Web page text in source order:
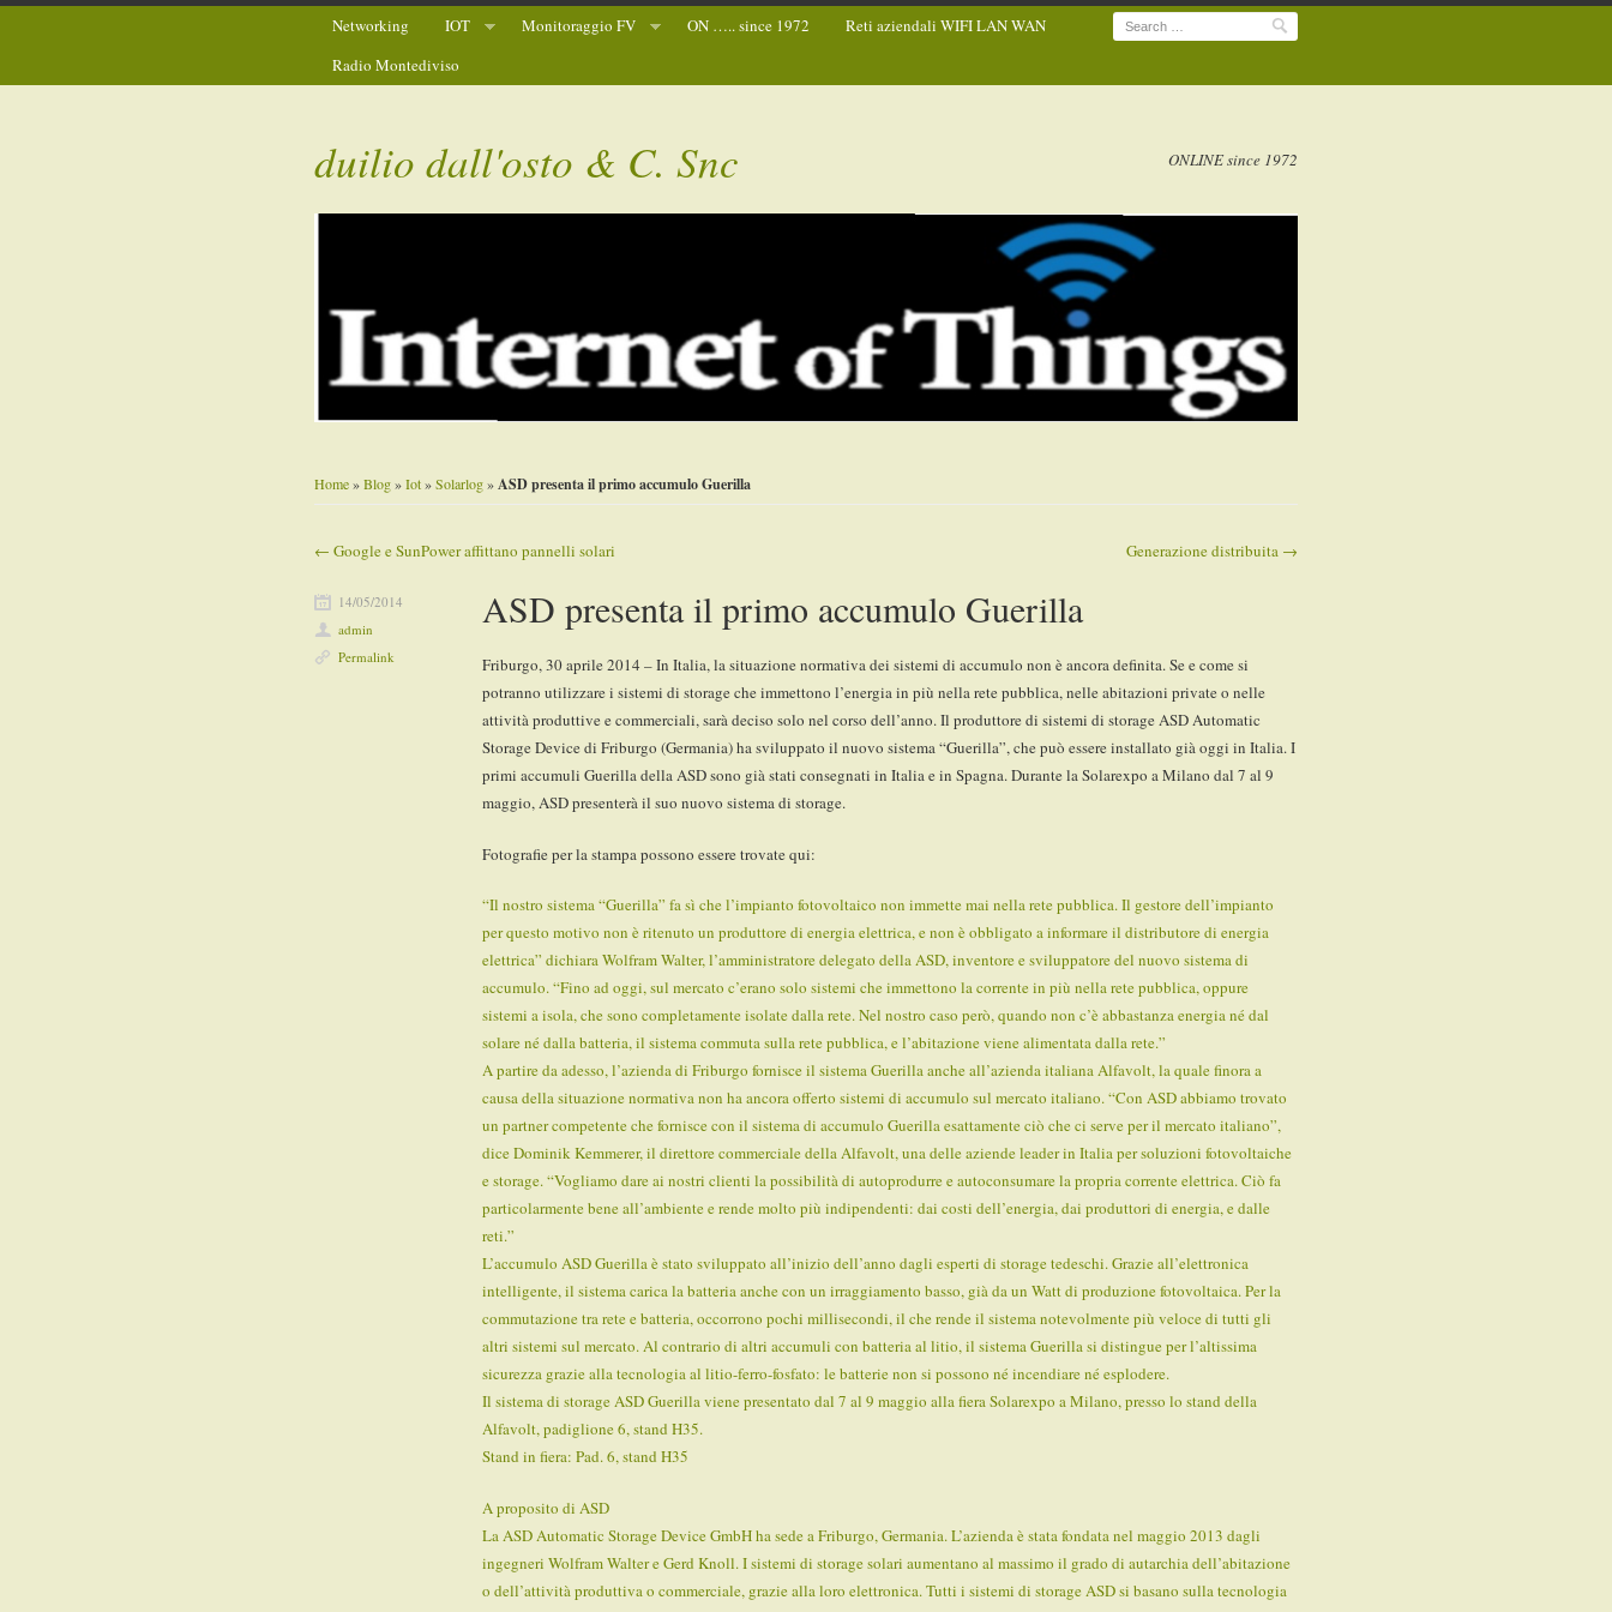
Networking IOT Monitoraggio FV ON ….. since 1972
Reti aziendali WIFI LAN WAN
Radio Montediviso
Search
duilio dall'osto & C. Snc ONLINE since 1972
Home»Blog»Iot»Solarlog»ASD presenta il primo accumulo Guerilla
Post navigation
← Google e SunPower affittano pannelli solari Generazione distribuita →
ASD presenta il primo accumulo Guerilla
Friburgo, 30 aprile 2014 – In Italia, la situazione normativa dei sistemi di accumulo non è ancora definita. Se e come si
potranno utilizzare i sistemi di storage che immettono l’energia in più nella rete pubblica, nelle abitazioni private o nelle
attività produttive e commerciali, sarà deciso solo nel corso dell’anno. Il produttore di sistemi di storage ASD Automatic
Storage Device di Friburgo (Germania) ha sviluppato il nuovo sistema “Guerilla”, che può essere installato già oggi in Italia. I
primi accumuli Guerilla della ASD sono già stati consegnati in Italia e in Spagna. Durante la Solarexpo a Milano dal 7 al 9
maggio, ASD presenterà il suo nuovo sistema di storage.
Fotografie per la stampa possono essere trovate qui:
“Il nostro sistema “Guerilla” fa sì che l’impianto fotovoltaico non immette mai nella rete pubblica. Il gestore dell’impianto
per questo motivo non è ritenuto un produttore di energia elettrica, e non è obbligato a informare il distributore di energia
elettrica” dichiara Wolfram Walter, l’amministratore delegato della ASD, inventore e sviluppatore del nuovo sistema di
accumulo. “Fino ad oggi, sul mercato c’erano solo sistemi che immettono la corrente in più nella rete pubblica, oppure
sistemi a isola, che sono completamente isolate dalla rete. Nel nostro caso però, quando non c’è abbastanza energia né dal
solare né dalla batteria, il sistema commuta sulla rete pubblica, e l’abitazione viene alimentata dalla rete.”
A partire da adesso, l’azienda di Friburgo fornisce il sistema Guerilla anche all’azienda italiana Alfavolt, la quale finora a
causa della situazione normativa non ha ancora offerto sistemi di accumulo sul mercato italiano. “Con ASD abbiamo trovato
un partner competente che fornisce con il sistema di accumulo Guerilla esattamente ciò che ci serve per il mercato italiano”,
dice Dominik Kemmerer, il direttore commerciale della Alfavolt, una delle aziende leader in Italia per soluzioni fotovoltaiche
e storage. “Vogliamo dare ai nostri clienti la possibilità di autoprodurre e autoconsumare la propria corrente elettrica. Ciò fa
particolarmente bene all’ambiente e rende molto più indipendenti: dai costi dell’energia, dai produttori di energia, e dalle
reti.”
L’accumulo ASD Guerilla è stato sviluppato all’inizio dell’anno dagli esperti di storage tedeschi. Grazie all’elettronica
intelligente, il sistema carica la batteria anche con un irraggiamento basso, già da un Watt di produzione fotovoltaica. Per la
commutazione tra rete e batteria, occorrono pochi millisecondi, il che rende il sistema notevolmente più veloce di tutti gli
altri sistemi sul mercato. Al contrario di altri accumuli con batteria al litio, il sistema Guerilla si distingue per l’altissima
sicurezza grazie alla tecnologia al litio-ferro-fosfato: le batterie non si possono né incendiare né esplodere.
Il sistema di storage ASD Guerilla viene presentato dal 7 al 9 maggio alla fiera Solarexpo a Milano, presso lo stand della
Alfavolt, padiglione 6, stand H35.
Stand in fiera: Pad. 6, stand H35
A proposito di ASD
La ASD Automatic Storage Device GmbH ha sede a Friburgo, Germania. L’azienda è stata fondata nel maggio 2013 dagli
ingegneri Wolfram Walter e Gerd Knoll. I sistemi di storage solari aumentano al massimo il grado di autarchia dell’abitazione
o dell’attività produttiva o commerciale, grazie alla loro elettronica. Tutti i sistemi di storage ASD si basano sulla tecnologia
14/05/2014
admin
Permalink